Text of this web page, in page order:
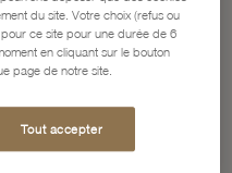
du site. Votre choix (refus ou
ce site pour une durée de 6
en cliquant sur le bouton
page de notre site.
Tout accepter